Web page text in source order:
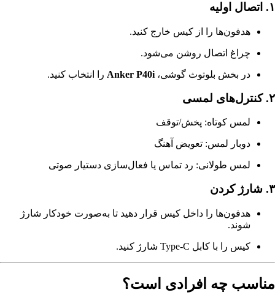
۱. اتصال اولیه
هدفون‌ها را از کیس خارج کنید.
چراغ اتصال روشن می‌شود.
در بخش بلوتوث گوشی، Anker P40i را انتخاب کنید.
۲. کنترل‌های لمسی
لمس کوتاه: پخش/توقف
دوبار لمس: تعویض آهنگ
لمس طولانی: رد تماس یا فعال‌سازی دستیار صوتی
۳. شارژ کردن
هدفون‌ها را داخل کیس قرار دهید تا به‌صورت خودکار شارژ
شوند.
کیس را با کابل Type-C شارژ کنید.
مناسب چه افرادی است؟